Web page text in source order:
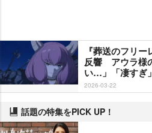
『葬送のフリ
反響 アウラ様
い…」「凄すぎ」
2026-03-22
話題の特集をPICK UP！